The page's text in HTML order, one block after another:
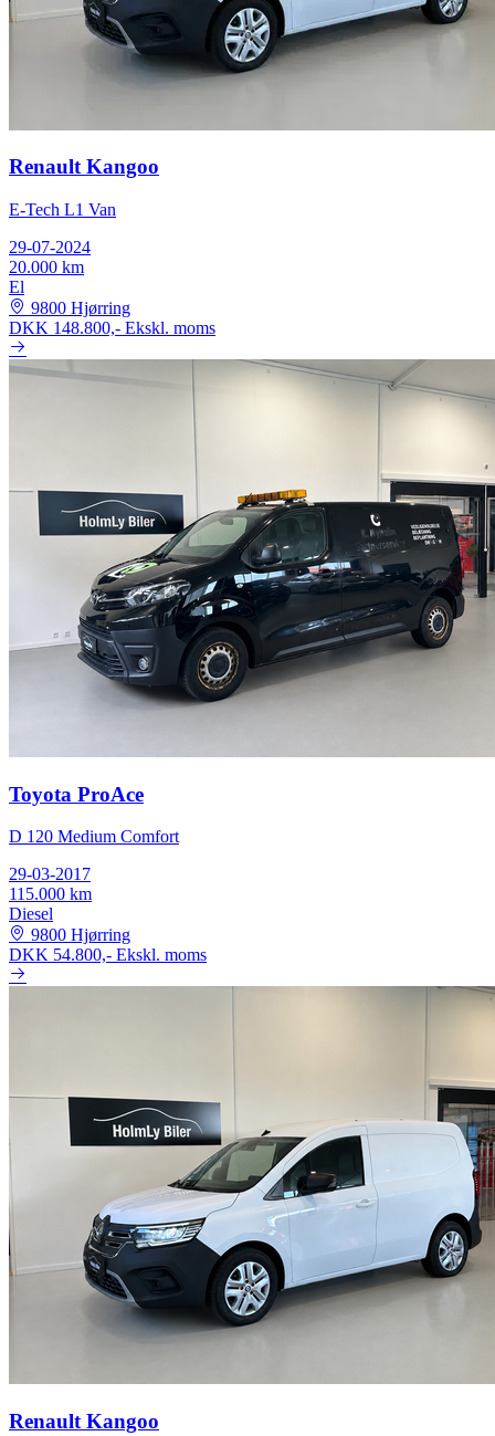
Renault Kangoo
E-Tech L1 Van
29-07-2024
20.000 km
El
9800 Hjørring
DKK 148.800,- Ekskl. moms
Toyota ProAce
D 120 Medium Comfort
29-03-2017
115.000 km
Diesel
9800 Hjørring
DKK 54.800,- Ekskl. moms
Renault Kangoo